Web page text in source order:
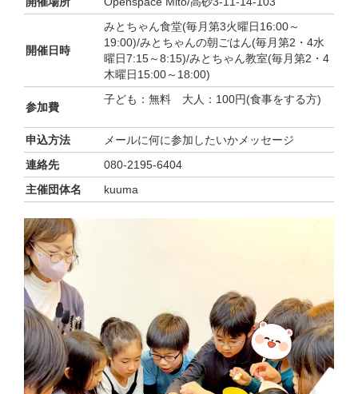
開催日時
みとちゃん食堂(毎月第3火曜日16:00～
19:00)/みとちゃんの朝ごはん(毎月第2・4水
曜日7:15～8:15)/みとちゃん教室(毎月第2・4
木曜日15:00～18:00)
参加費
子ども：無料 大人：100円(食事をする方)
申込方法
メールに何に参加したいかメッセージ
連絡先
080-2195-6404
主催団体名
kuuma